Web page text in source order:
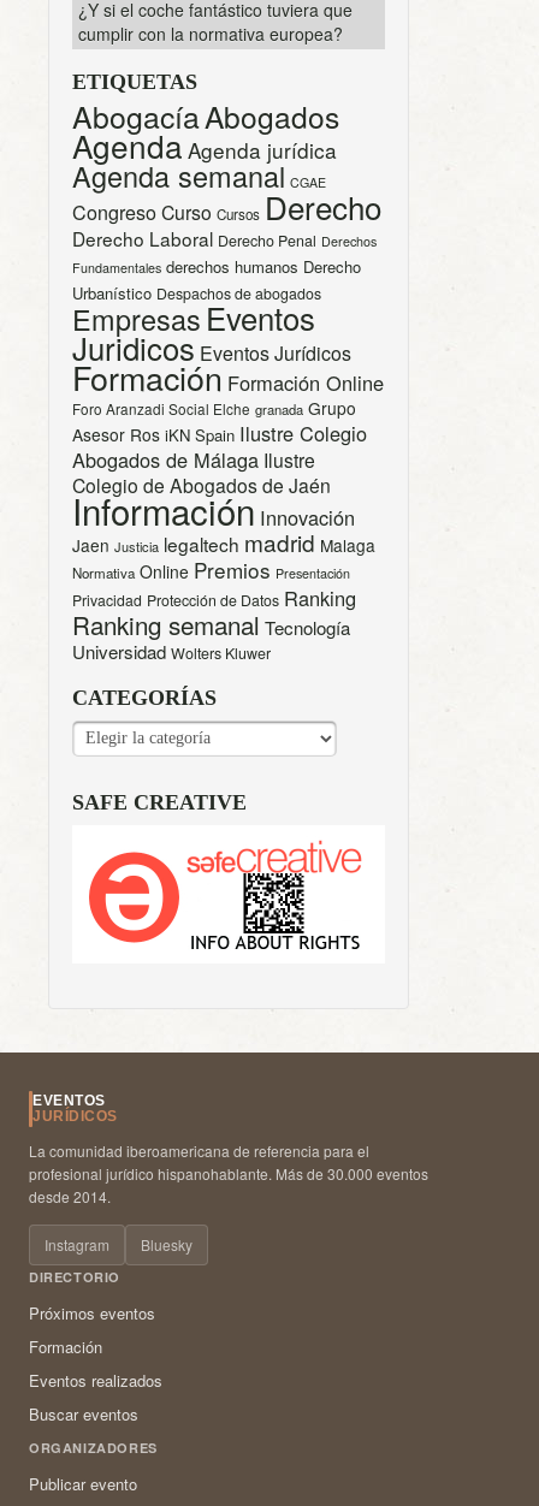
¿Y si el coche fantástico tuviera que
cumplir con la normativa europea?
ETIQUETAS
AbogacíaAbogados
Agenda Agenda jurídica
Agenda semanal CGAE
CongresoCurso Cursos Derecho
Derecho Laboral Derecho Penal Derechos
Fundamentales derechos humanos Derecho
Urbanístico Despachos de abogados
Empresas Eventos
Juridicos Eventos Jurídicos
Formación Formación Online
Foro Aranzadi Social Elche granada Grupo
Asesor Ros iKN Spain Ilustre Colegio
Abogados de Málaga Ilustre
Colegio de Abogados de Jaén
Información Innovación
Jaen Justicia legaltech madrid Malaga
Normativa Online Premios Presentación
Privacidad Protección de Datos Ranking
Ranking semanal Tecnología
Universidad Wolters Kluwer
CATEGORÍAS
CATEGORÍAS
SAFE CREATIVE
EVENTOS
JURÍDICOS
La comunidad iberoamericana de referencia para el
profesional jurídico hispanohablante. Más de 30.000 eventos
desde 2014.
Instagram Bluesky
DIRECTORIO
Próximos eventos
Formación
Eventos realizados
Buscar eventos
ORGANIZADORES
Publicar evento